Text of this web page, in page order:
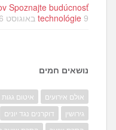
Spoznajte budúcnosť
technológie 9 באוגוסט 2026
נושאים חמים
אולם אירועים איטום גגות
גירושין
דוקרנים נגד יונים